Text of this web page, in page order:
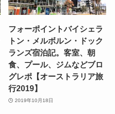
フォーポイントバイシェラ
トン・メルボルン・ドック
ランズ宿泊記。客室、朝
食、プール、ジムなどブロ
グレポ【オーストラリア旅
行2019】
2019年10月18日